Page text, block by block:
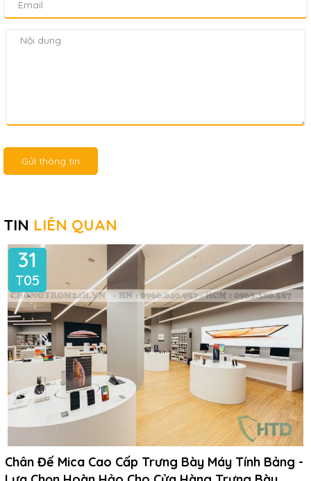
Gửi thông tin
TIN LIÊN QUAN
31
T05
Chân Đế Mica Cao Cấp Trưng Bày Máy Tính Bảng -